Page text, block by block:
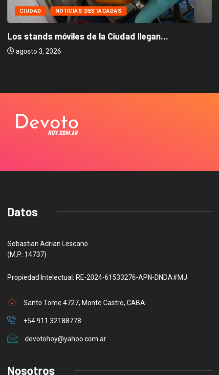
CIUDAD NOTICIAS DESTACADAS
Los stands móviles de la Ciudad llegan...
agosto 3, 2026
Datos
Sebastian Adrian Lescano
(M.P: 14737)
Propiedad Intelectual: RE-2024-61533276-APN-DNDA#MJ
Santo Tome 4727, Monte Castro, CABA
+54 911 32188778
devotohoy@yahoo.com.ar
Nosotros